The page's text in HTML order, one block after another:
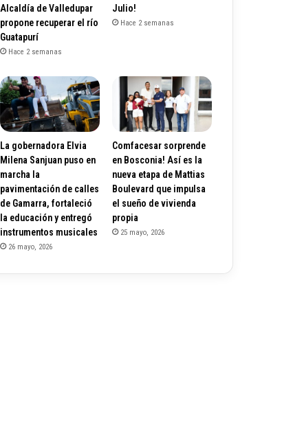
Alcaldía de Valledupar
propone recuperar el río
Guatapurí
Hace 2 semanas
Julio!
Hace 2 semanas
La gobernadora Elvia
Milena Sanjuan puso en
marcha la
pavimentación de calles
de Gamarra, fortaleció
la educación y entregó
instrumentos musicales
26 mayo, 2026
Comfacesar sorprende
en Bosconia! Así es la
nueva etapa de Mattias
Boulevard que impulsa
el sueño de vivienda
propia
25 mayo, 2026